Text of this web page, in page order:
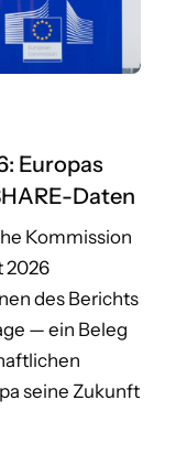
Europas
Daten
Kommission
2026
des Berichts
— ein Beleg
seine Zukunft